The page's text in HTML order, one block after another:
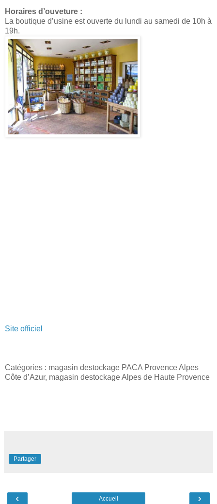
Horaires d’ouveture :
La boutique d’usine est ouverte du lundi au samedi de 10h à
19h.
Site officiel
Catégories : magasin destockage PACA Provence Alpes
Côte d’Azur, magasin destockage Alpes de Haute Provence
Partager
‹ ›
Accueil